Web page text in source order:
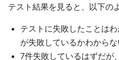
テスト結果を見ると、以下の
テストに失敗したことは
が失敗しているかわからな
7件失敗しているはずだが